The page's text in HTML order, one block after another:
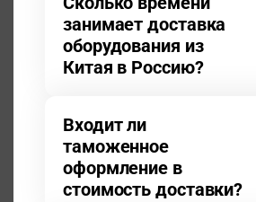
занимает доставка
оборудования из
Китая в Россию?
Входит ли
таможенное
оформление в
стоимость доставки?